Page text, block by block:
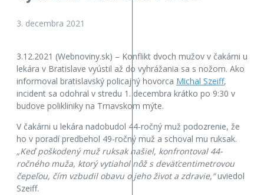
3. decembra 2021
3.12.2021 (Webnoviny.sk) – Konflikt dvoch mužov v čakárni u
lekára v Bratislave vyústil až do vyhrážania sa s nožom. Ako
informoval bratislavský policajný hovorca Michal Szeiff,
incident sa odohral v stredu 1. decembra krátko po 9:30 v
budove polikliniky na Trnavskom mýte.
V čakárni u lekára nadobudol 44-ročný muž podozrenie, že
ho v poradí predbehol 49-ročný muž a schoval mu ruksak.
„Keď poškodený muž ruksak našiel, konfrontoval 44-
ročného muža, ktorý vytiahol nôž s deväťcentimetrovou
čepeľou, čím vzbudil obavu o jeho život a zdravie,“uviedol
Szeiff.